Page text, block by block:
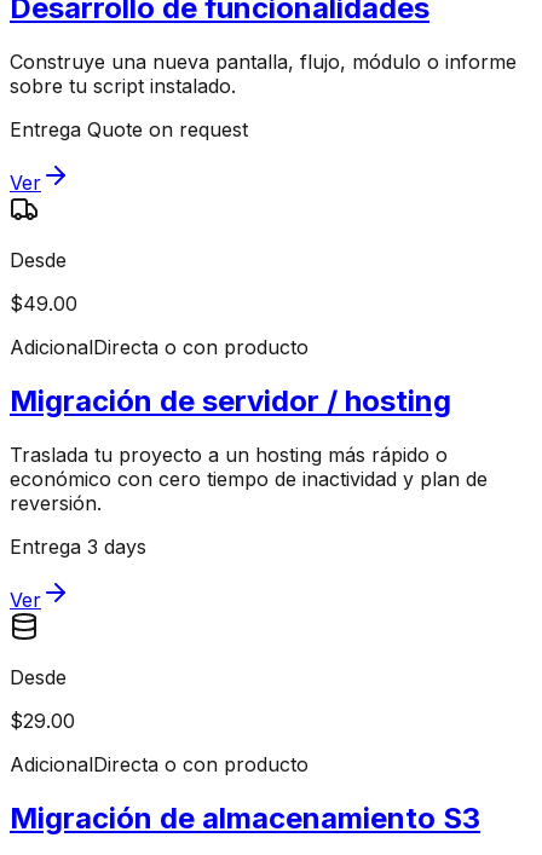
Desarrollo de funcionalidades
Construye una nueva pantalla, flujo, módulo o informe
sobre tu script instalado.
Entrega Quote on request
Ver
Desde
$49.00
AdicionalDirecta o con producto
Migración de servidor / hosting
Traslada tu proyecto a un hosting más rápido o
económico con cero tiempo de inactividad y plan de
reversión.
Entrega 3 days
Ver
Desde
$29.00
AdicionalDirecta o con producto
Migración de almacenamiento S3